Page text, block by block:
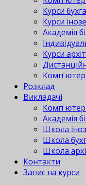
Курси
Курси
Академія
Курси
Розклад
Викладачі
Академія
Школа
Школа
Школа
Контакти
Запис на курси